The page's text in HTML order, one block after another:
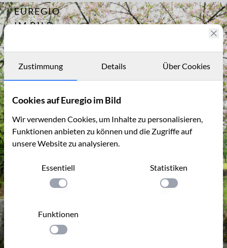
EUREGIO
IM BILD
Archiv
Kontakt
Archiv 12516
Zustimmung Details Über Cookies
Cookies auf Euregio im Bild
Wir verwenden Cookies, um Inhalte zu personalisieren,
Funktionen anbieten zu können und die Zugriffe auf
unsere Website zu analysieren.
Essentiell
Einstellung anwenden
Statistiken
Einstellung
Funktionen
Einstellung anwenden